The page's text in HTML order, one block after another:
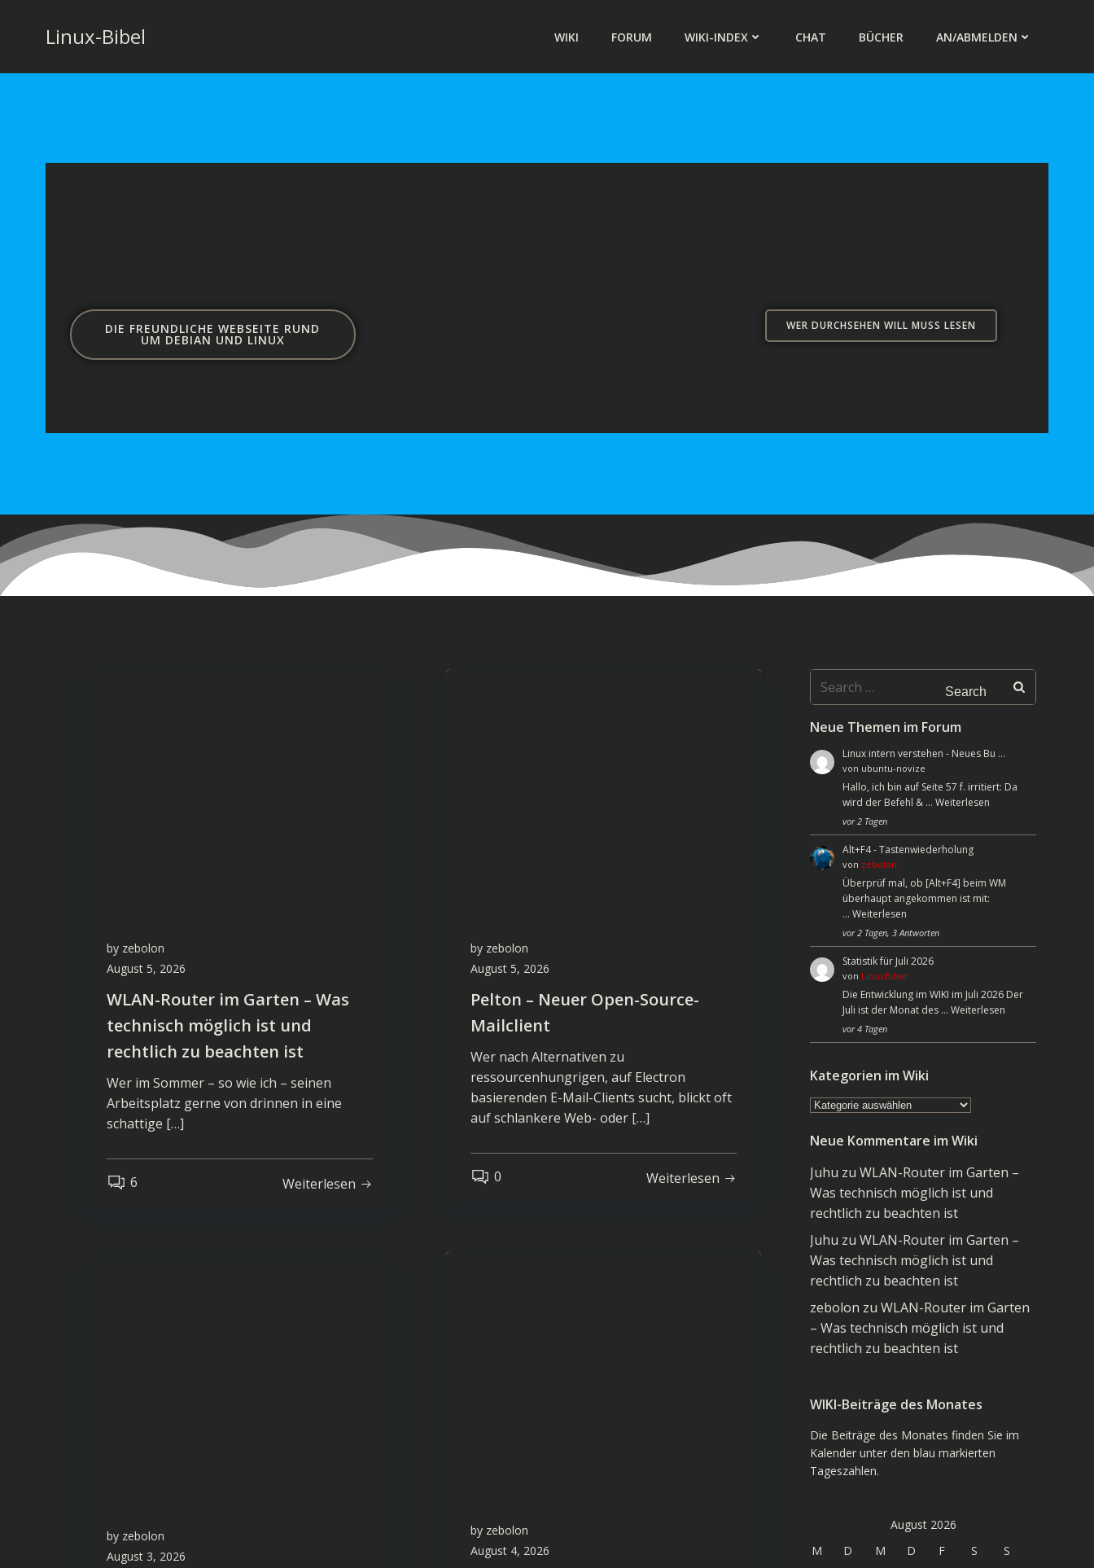
springenLinux-Bibel WIKI FORUM WIKI-INDEX CHAT BÜCHER AN/ABMELDEN
DIE FREUNDLICHE WEBSEITE RUND
UM DEBIAN UND LINUX
WER DURCHSEHEN WILL MUSS LESEN
by zebolon
August 5, 2026
WLAN-Router im Garten – Was
technisch möglich ist und
rechtlich zu beachten ist
Wer im Sommer – so wie ich – seinen
Arbeitsplatz gerne von drinnen in eine
schattige […]
6 Weiterlesen
by zebolon
August 5, 2026
Pelton – Neuer Open-Source-
Mailclient
Wer nach Alternativen zu
ressourcenhungrigen, auf Electron
basierenden E-Mail-Clients sucht, blickt oft
auf schlankere Web- oder […]
0 Weiterlesen
by zebolon
August 4, 2026
by zebolon
August 3, 2026
Search
for:
Neue Themen im Forum
Linux intern verstehen - Neues Bu …
von ubuntu-novize
Hallo, ich bin auf Seite 57 f. irritiert: Da
wird der Befehl & … Weiterlesen
vor 2 Tagen
Alt+F4 - Tastenwiederholung
von zebolon
Überprüf mal, ob [Alt+F4] beim WM
überhaupt angekommen ist mit:
… Weiterlesen
vor 2 Tagen, 3 Antworten
Statistik für Juli 2026
von LinuxBiber
Die Entwicklung im WIKI im Juli 2026 Der
Juli ist der Monat des … Weiterlesen
vor 4 Tagen
Kategorien im Wiki
Kategorien
Wiki
Neue Kommentare im Wiki
Juhu zu WLAN-Router im Garten –
Was technisch möglich ist und
rechtlich zu beachten ist
Juhu zu WLAN-Router im Garten –
Was technisch möglich ist und
rechtlich zu beachten ist
zebolon zu WLAN-Router im Garten
– Was technisch möglich ist und
rechtlich zu beachten ist
WIKI-Beiträge des Monates
Die Beiträge des Monates finden Sie im
Kalender unter den blau markierten
Tageszahlen.
August 2026
M
D M D F S
S